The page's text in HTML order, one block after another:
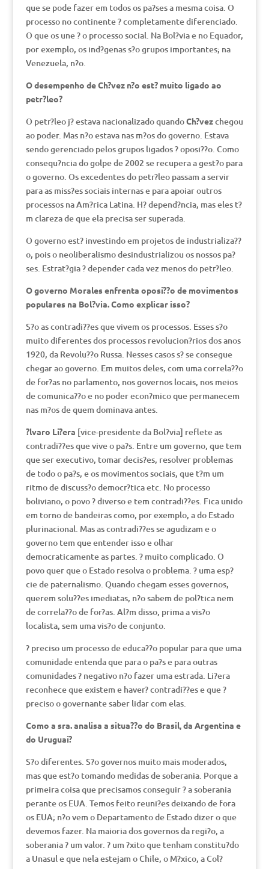
que se pode fazer em todos os pa?ses a mesma coisa. O
processo no continente ? completamente diferenciado.
O que os une ? o processo social. Na Bol?via e no Equador,
por exemplo, os ind?genas s?o grupos importantes; na
Venezuela, n?o.
O desempenho de Ch?vez n?o est? muito ligado ao
petr?leo?
O petr?leo j? estava nacionalizado quandoCh?vezchegou
ao poder. Mas n?o estava nas m?os do governo. Estava
sendo gerenciado pelos grupos ligados ? oposi??o. Como
consequ?ncia do golpe de 2002 se recupera a gest?o para
o governo. Os excedentes do petr?leo passam a servir
para as miss?es sociais internas e para apoiar outros
processos na Am?rica Latina. H? depend?ncia, mas eles t?
m clareza de que ela precisa ser superada.
O governo est? investindo em projetos de industrializa??
o, pois o neoliberalismo desindustrializou os nossos pa?
ses. Estrat?gia ? depender cada vez menos do petr?leo.
O governo Morales enfrenta oposi??o de movimentos
populares na Bol?via. Como explicar isso?
S?o as contradi??es que vivem os processos. Esses s?o
muito diferentes dos processos revolucion?rios dos anos
1920, da Revolu??o Russa. Nesses casos s? se consegue
chegar ao governo. Em muitos deles, com uma correla??o
de for?as no parlamento, nos governos locais, nos meios
de comunica??o e no poder econ?mico que permanecem
nas m?os de quem dominava antes.
?lvaro Li?era [vice-presidente da Bol?via] reflete as
contradi??es que vive o pa?s. Entre um governo, que tem
que ser executivo, tomar decis?es, resolver problemas
de todo o pa?s, e os movimentos sociais, que t?m um
ritmo de discuss?o democr?tica etc. No processo
boliviano, o povo ? diverso e tem contradi??es. Fica unido
em torno de bandeiras como, por exemplo, a do Estado
plurinacional. Mas as contradi??es se agudizam e o
governo tem que entender isso e olhar
democraticamente as partes. ? muito complicado. O
povo quer que o Estado resolva o problema. ? uma esp?
cie de paternalismo. Quando chegam esses governos,
querem solu??es imediatas, n?o sabem de pol?tica nem
de correla??o de for?as. Al?m disso, prima a vis?o
localista, sem uma vis?o de conjunto.
? preciso um processo de educa??o popular para que uma
comunidade entenda que para o pa?s e para outras
comunidades ? negativo n?o fazer uma estrada. Li?era
reconhece que existem e haver? contradi??es e que ?
preciso o governante saber lidar com elas.
Como a sra. analisa a situa??o do Brasil, da Argentina e
do Uruguai?
S?o diferentes. S?o governos muito mais moderados,
mas que est?o tomando medidas de soberania. Porque a
primeira coisa que precisamos conseguir ? a soberania
perante os EUA. Temos feito reuni?es deixando de fora
os EUA; n?o vem o Departamento de Estado dizer o que
devemos fazer. Na maioria dos governos da regi?o, a
soberania ? um valor. ? um ?xito que tenham constitu?do
a Unasul e que nela estejam o Chile, o M?xico, a Col?